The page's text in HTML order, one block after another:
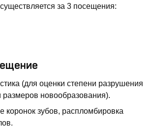
за 3 посещения:
(для оценки степени разрушения
размеров новообразования).
коронок зубов, распломбировка